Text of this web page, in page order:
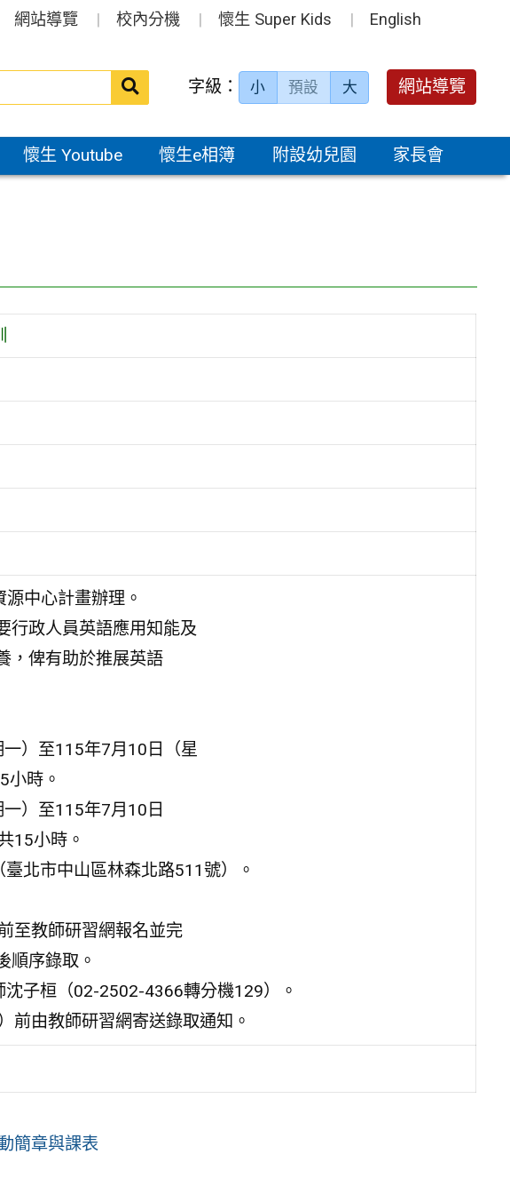
網站導覽 校內分機 懷生 Super Kids English
送出 字級： 小 預設 大 網站導覽
懷生 Youtube 懷生e相簿 附設幼兒園 家長會
中心計畫辦理。
行政人員英語應用知能及
，俾有助於推展英語
）至115年7月10日（星
小時。
）至115年7月10日
15小時。
北市中山區林森北路511號）。
至教師研習網報名並完
順序錄取。
子桓（02-2502-4366轉分機129）。
前由教師研習網寄送錄取通知。
簡章與課表